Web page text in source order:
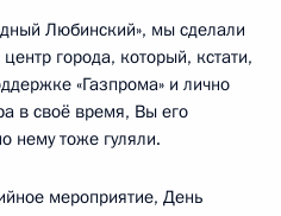
Любинский», мы сделали
города, который, кстати,
«Газпрома» и лично
в своё время, Вы его
нему тоже гуляли.
мероприятие, День